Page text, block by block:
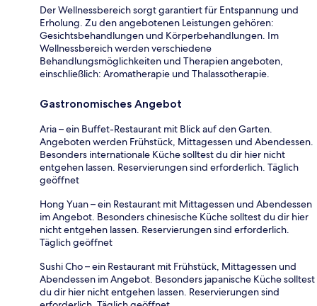
Der Wellnessbereich sorgt garantiert für Entspannung und
Erholung. Zu den angebotenen Leistungen gehören:
Gesichtsbehandlungen und Körperbehandlungen. Im
Wellnessbereich werden verschiedene
Behandlungsmöglichkeiten und Therapien angeboten,
einschließlich: Aromatherapie und Thalassotherapie.
Gastronomisches Angebot
Aria – ein Buffet-Restaurant mit Blick auf den Garten.
Angeboten werden Frühstück, Mittagessen und Abendessen.
Besonders internationale Küche solltest du dir hier nicht
entgehen lassen. Reservierungen sind erforderlich. Täglich
geöffnet
Hong Yuan – ein Restaurant mit Mittagessen und Abendessen
im Angebot. Besonders chinesische Küche solltest du dir hier
nicht entgehen lassen. Reservierungen sind erforderlich.
Täglich geöffnet
Sushi Cho – ein Restaurant mit Frühstück, Mittagessen und
Abendessen im Angebot. Besonders japanische Küche solltest
du dir hier nicht entgehen lassen. Reservierungen sind